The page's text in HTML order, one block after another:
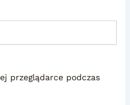
przeglądarce podczas